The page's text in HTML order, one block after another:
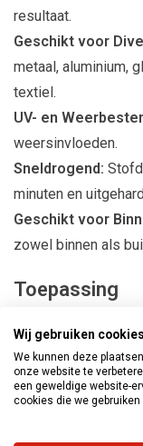
resultaat.
Geschikt voor
metaal, aluminium,
textiel.
UV- en
weersinvloeden.
Sneldrogend:
minuten en
Geschikt voor
zowel binnen als
Toepassing
houten
Veelzijdig Gebruik:
materialen en
Wij gebruiken cookies
We kunnen deze
onze website te
een geweldige website-
cookies die we